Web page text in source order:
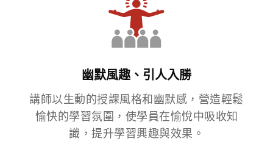
幽默風趣、引人入勝
講師以生動的授課風格和幽默感，營造輕鬆
愉快的學習氛圍，使學員在愉悅中吸收知
識，提升學習興趣與效果。